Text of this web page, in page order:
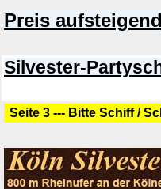
Preis aufsteigend
Silvester-
Seite 3 --- Bitte Schiff /